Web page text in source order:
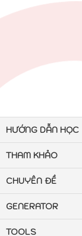
HƯỚNG DẪN HỌC
THAM KHẢO
CHUYÊN ĐỀ
GENERATOR
TOOLS